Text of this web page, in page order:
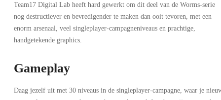
Team17 Digital Lab heeft hard gewerkt om dit deel van de Worms-serie
nog destructiever en bevredigender te maken dan ooit tevoren, met een
enorm arsenaal, veel singleplayer-campagneniveaus en prachtige,
handgetekende graphics.
Gameplay
Daag jezelf uit met 30 niveaus in de singleplayer-campagne, waar je